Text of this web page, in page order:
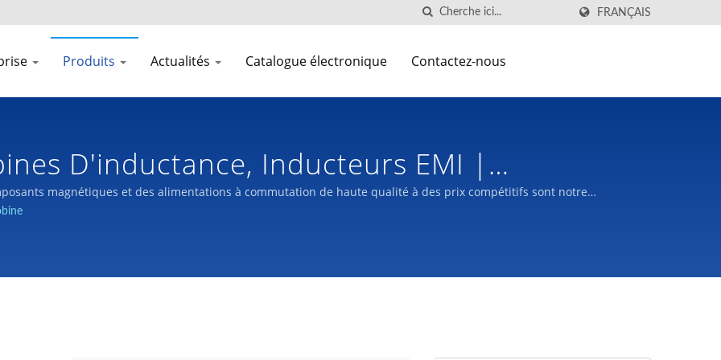
FRANÇAIS
Produits Actualités Catalogue électronique Contactez-nous
D'inductance, Inducteurs EMI |
Et Alimentation Électrique À
magnétiques et des alimentations à commutation de haute qualité à des prix compétitifs sont notre